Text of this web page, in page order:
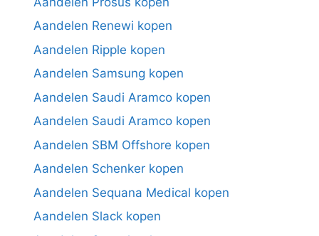
Aandelen Renewi kopen
Aandelen Ripple kopen
Aandelen Samsung kopen
Aandelen Saudi Aramco kopen
Aandelen Saudi Aramco kopen
Aandelen SBM Offshore kopen
Aandelen Schenker kopen
Aandelen Sequana Medical kopen
Aandelen Slack kopen